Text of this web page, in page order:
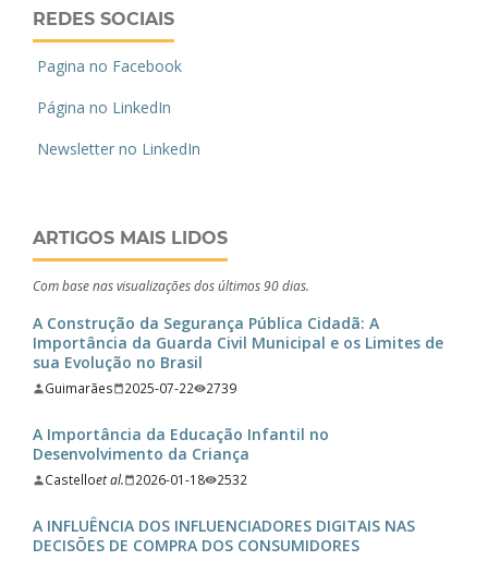
REDES SOCIAIS
Pagina no Facebook
Página no LinkedIn
Newsletter no LinkedIn
ARTIGOS MAIS LIDOS
Com base nas visualizações dos últimos 90 dias.
A Construção da Segurança Pública Cidadã: A
Importância da Guarda Civil Municipal e os Limites de
sua Evolução no Brasil
Guimarães 2025-07-22 2739
A Importância da Educação Infantil no
Desenvolvimento da Criança
Castelloet al. 2026-01-18 2532
A INFLUÊNCIA DOS INFLUENCIADORES DIGITAIS NAS
DECISÕES DE COMPRA DOS CONSUMIDORES